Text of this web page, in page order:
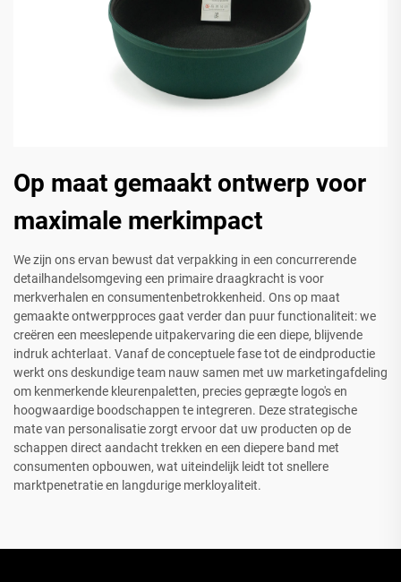
Op maat gemaakt ontwerp voor
maximale merkimpact
We zijn ons ervan bewust dat verpakking in een concurrerende
detailhandelsomgeving een primaire draagkracht is voor
merkverhalen en consumentenbetrokkenheid. Ons op maat
gemaakte ontwerpproces gaat verder dan puur functionaliteit: we
creëren een meeslepende uitpakervaring die een diepe, blijvende
indruk achterlaat. Vanaf de conceptuele fase tot de eindproductie
werkt ons deskundige team nauw samen met uw marketingafdeling
om kenmerkende kleurenpaletten, precies geprægte logo's en
hoogwaardige boodschappen te integreren. Deze strategische
mate van personalisatie zorgt ervoor dat uw producten op de
schappen direct aandacht trekken en een diepere band met
consumenten opbouwen, wat uiteindelijk leidt tot snellere
marktpenetratie en langdurige merkloyaliteit.